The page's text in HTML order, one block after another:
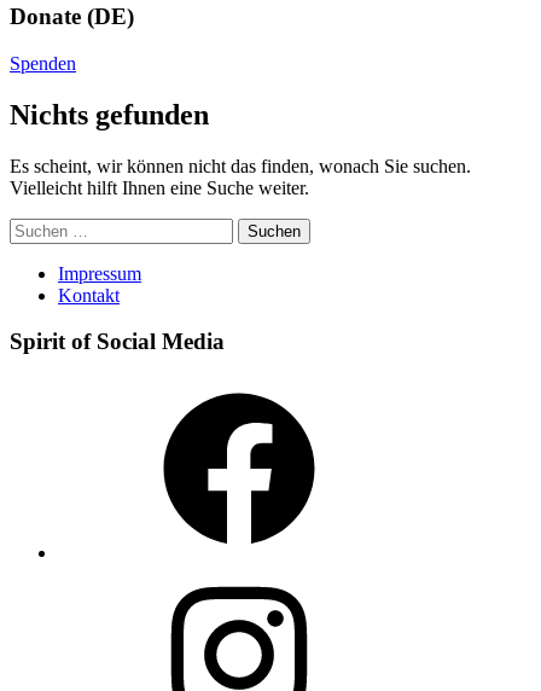
Donate (DE)
Spenden
Nichts gefunden
Es scheint, wir können nicht das finden, wonach Sie suchen.
Vielleicht hilft Ihnen eine Suche weiter.
Suchen
nach:
Impressum
Kontakt
Spirit of Social Media